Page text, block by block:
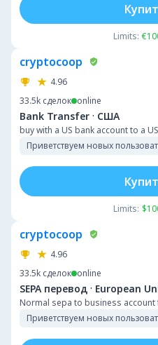
Limits:
cryptocoop
4.96
33.5k сделок online
Bank Transfer · США
buy with a US bank account to a
Приветствуем новых
Limits:
cryptocoop
4.96
33.5k сделок online
SEPA перевод · European
Normal sepa to business account
Приветствуем новых